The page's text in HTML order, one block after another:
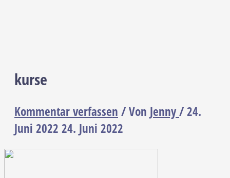
kurse
Kommentar verfassen / Von Jenny/24.
Juni 2022 24. Juni 2022